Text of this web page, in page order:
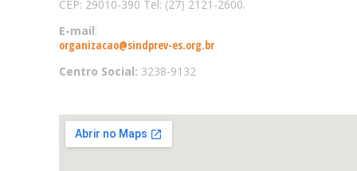
CEP: 29010-390 Tel: (27) 2121-2600.
E-mail:
organizacao@sindprev-es.org.br
Centro Social: 3238-9132